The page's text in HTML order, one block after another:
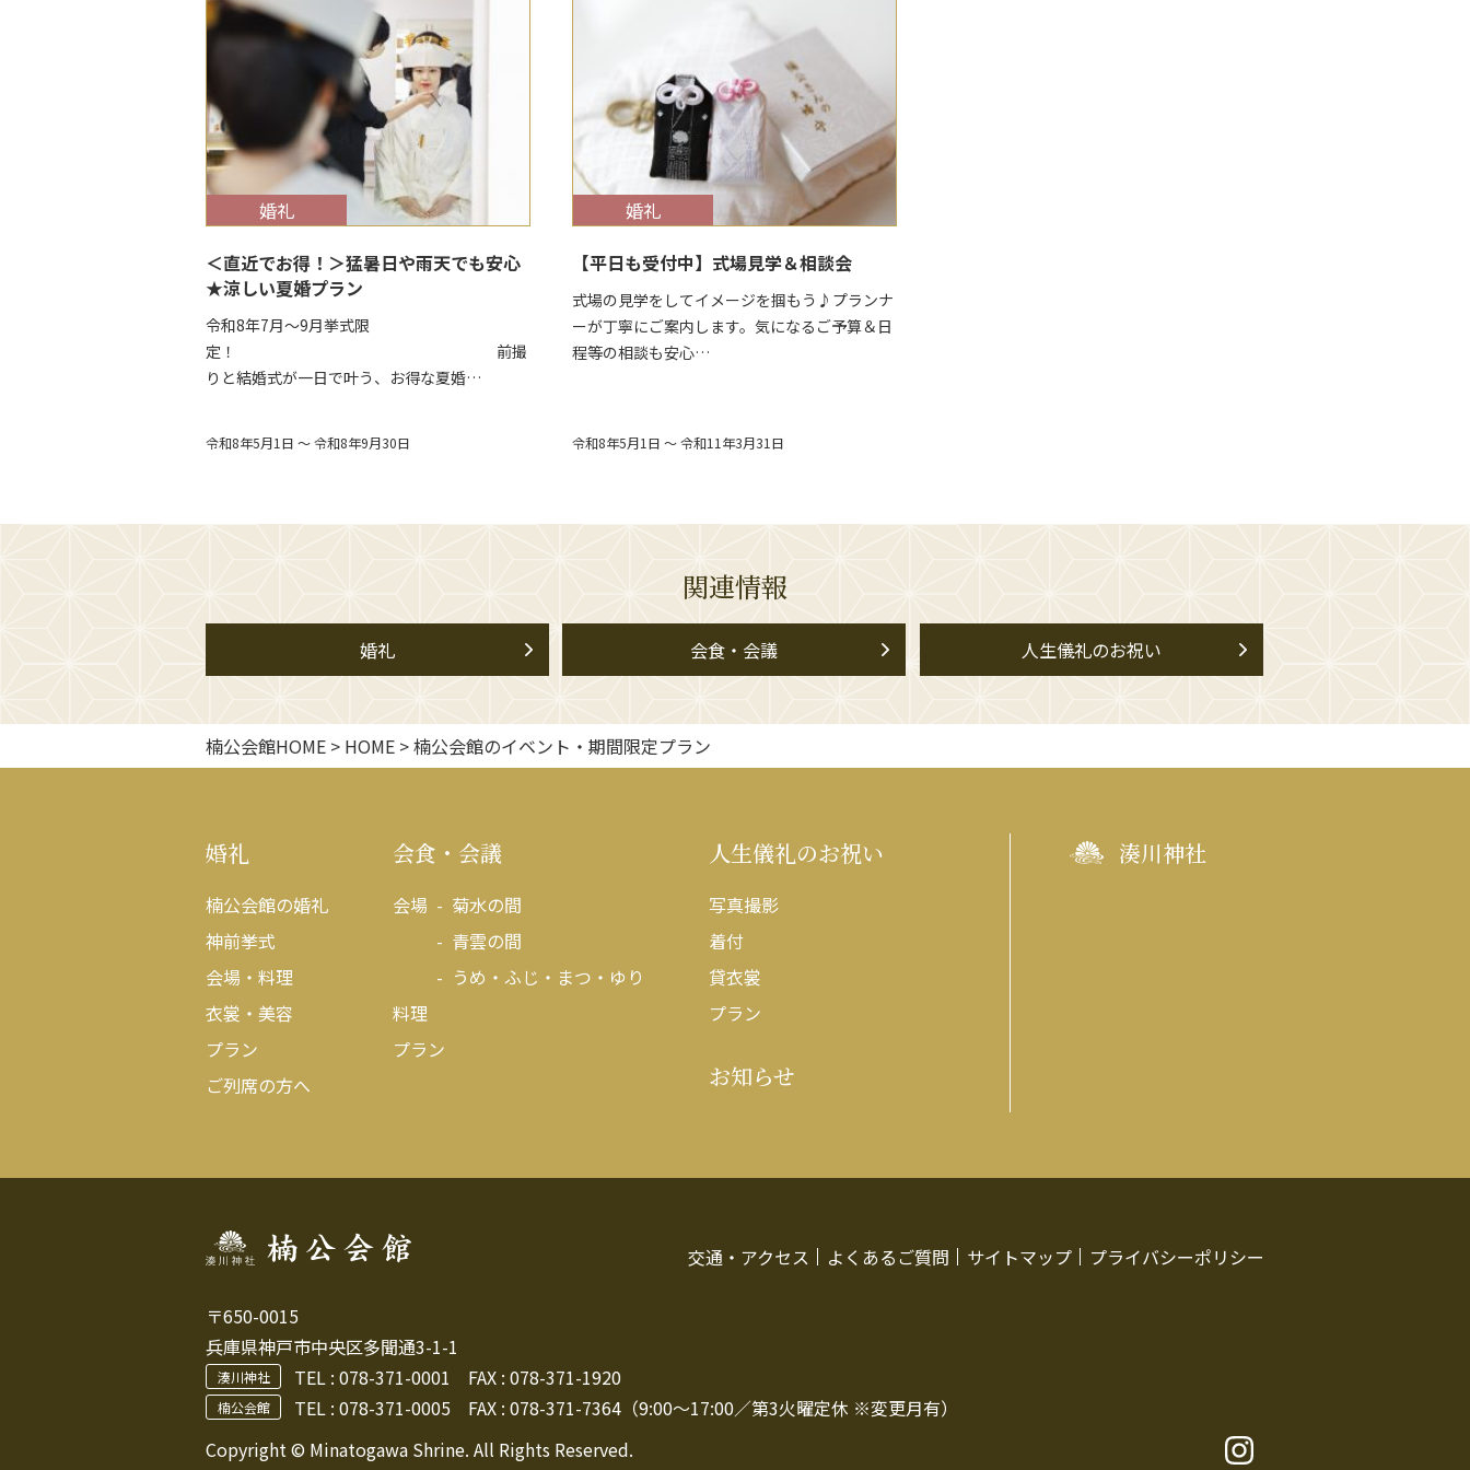
$target_date
婚礼
＜直近でお得！＞猛暑日や雨天でも安心
★涼しい夏婚プラン
令和8年7月～9月挙式限
定！ 前撮
りと結婚式が一日で叶う、お得な夏婚…
令和8年5月1日 ～ 令和8年9月30日
$target_date
婚礼
【平日も受付中】式場見学＆相談会
式場の見学をしてイメージを掴もう♪プランナ
ーが丁寧にご案内します。気になるご予算＆日
程等の相談も安心…
令和8年5月1日 ～ 令和11年3月31日
関連情報
婚礼 会食・会議 人生儀礼のお祝い
楠公会館HOME > HOME >楠公会館のイベント・期間限定プラン
婚礼
楠公会館の婚礼
神前挙式
会場・料理
衣裳・美容
プラン
ご列席の方へ
会食・会議
会場
菊水の間
青雲の間
うめ・ふじ・まつ・ゆり
料理
プラン
人生儀礼のお祝い
写真撮影
着付
貸衣裳
プラン
お知らせ
湊川神社
交通・アクセス よくあるご質問 サイトマップ プライバシーポリシー
〒650-0015
兵庫県神戸市中央区多聞通3-1-1
湊川神社 TEL :078-371-0001 FAX : 078-371-1920
楠公会館 TEL : 078-371-0005 FAX : 078-371-7364（9:00～17:00／第3火曜定休 ※変更月有）
Copyright © Minatogawa Shrine. All Rights Reserved.